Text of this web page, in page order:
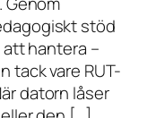
stöd
hantera –
tack vare RUT-
datorn låser